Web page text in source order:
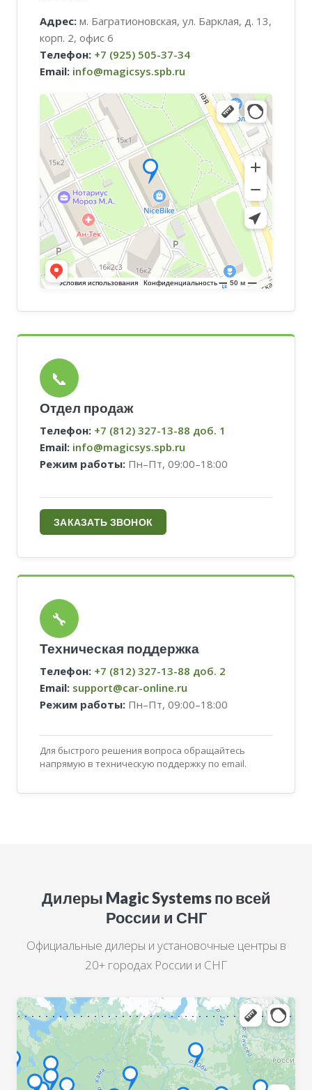
Адрес: м. Багратионовская, ул. Барклая, д. 13,
корп. 2, офис 6
Телефон: +7 (925) 505-37-34
Email: info@magicsys.spb.ru
📞
Отдел продаж
Телефон: +7 (812) 327-13-88 доб. 1
Email: info@magicsys.spb.ru
Режим работы: Пн–Пт, 09:00–18:00
ЗАКАЗАТЬ ЗВОНОК
🔧
Техническая поддержка
Телефон: +7 (812) 327-13-88 доб. 2
Email: support@car-online.ru
Режим работы: Пн–Пт, 09:00–18:00
Для быстрого решения вопроса обращайтесь
напрямую в техническую поддержку по email.
Дилеры Magic Systems по всей
России и СНГ
Официальные дилеры и установочные центры в
20+ городах России и СНГ